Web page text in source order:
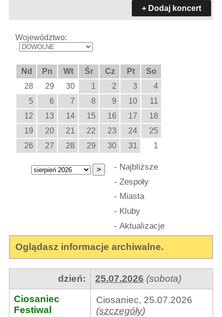
+ Dodaj koncert
Województwo:
Nd Pn Wt Śr Cz Pt
So
28
29 30 1 2 3
4
5
6 7 8 9 10
11
12
13 14 15 16 17
18
19
20 21 22 23 24
25
26
27 28 29 30 31 1
- Najbliższe
- Zespoły
- Miasta
- Kluby
- Aktualizacje
Oglądasz informacje archiwalne.
dzień: 25.07.2026 (sobota)
Ciosaniec
Festiwal
Ciosaniec, 25.07.2026
(szczegóły)